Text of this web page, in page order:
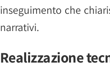
inseguimento che
narrativi.
Realizzazione